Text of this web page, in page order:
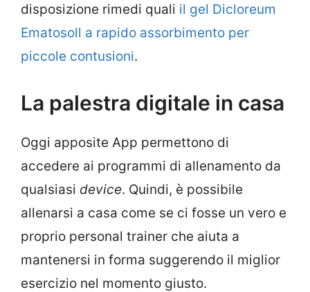
disposizione rimedi quali il gel Dicloreum
Ematosoll a rapido assorbimento per
piccole contusioni.
La palestra digitale in casa
Oggi apposite App permettono di
accedere ai programmi di allenamento da
qualsiasi device. Quindi, è possibile
allenarsi a casa come se ci fosse un vero e
proprio personal trainer che aiuta a
mantenersi in forma suggerendo il miglior
esercizio nel momento giusto.